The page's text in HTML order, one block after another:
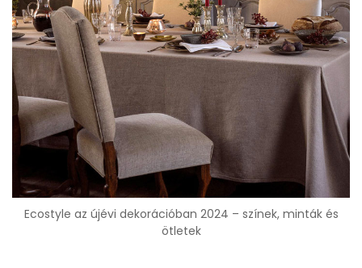
Ecostyle az újévi dekorációban 2024 – színek, minták és
ötletek